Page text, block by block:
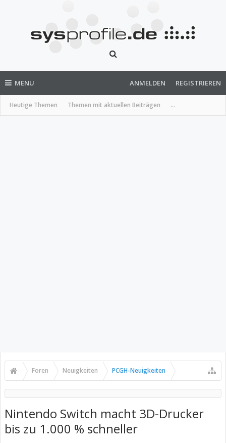
MENU
Heutige Themen Themen mit aktuellen Beiträgen ...
ANMELDEN REGISTRIEREN
Foren Neuigkeiten PCGH-Neuigkeiten
Nintendo Switch macht 3D-Drucker
bis zu 1.000 % schneller